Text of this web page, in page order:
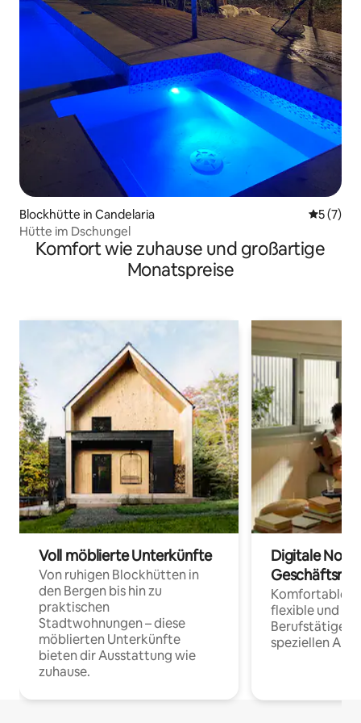
Blockhütte in Candelaria
5 (7)
Hütte im Dschungel
Komfort wie zuhause und großartige
Monatspreise
Voll möblierte Unterkünfte
Von ruhigen Blockhütten in
den Bergen bis hin zu
praktischen
Stadtwohnungen – diese
möblierten Unterkünfte
bieten dir Ausstattung wie
zuhause.
Digitale
Komfortable
flexible und
Berufstätige
speziellen